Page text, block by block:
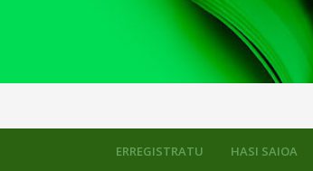
ERREGISTRATU HASI SAIOA